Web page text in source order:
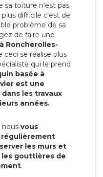
sa toiture n'est pas
difficile c'est de
problème de sa
de faire une
Roncherolles-
ceci se réalise plus
qui le prend
basée à
est une
les travaux
années.
vous
les murs et
gouttières de
.